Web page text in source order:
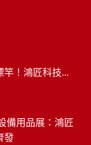
！鴻匠科技...
備用品展：鴻匠
發